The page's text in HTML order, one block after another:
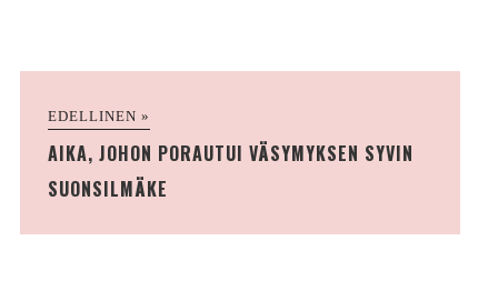
EDELLINEN »
AIKA, JOHON PORAUTUI VÄSYMYKSEN SYVIN
SUONSILMÄKE